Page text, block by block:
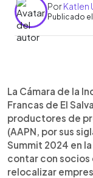
PorKatlen
Publicado
La Cámara de la
Francas de El
productores de
(AAPN, por sus
Summit 2024 en
contar con socios
relocalizar